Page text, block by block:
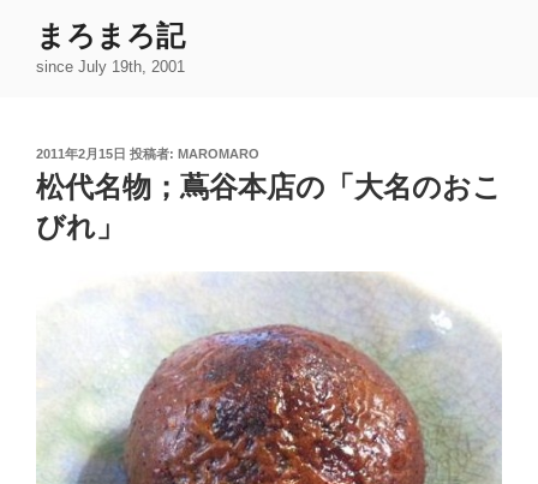
まろまろ記
since July 19th, 2001
投
稿
日:
2011年2月15日 投稿者: MAROMARO
松代名物；蔦谷本店の「大名のおこ
びれ」